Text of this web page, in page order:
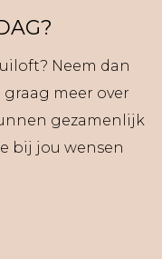
Neem dan
meer over
gezamenlijk
bij jou wensen